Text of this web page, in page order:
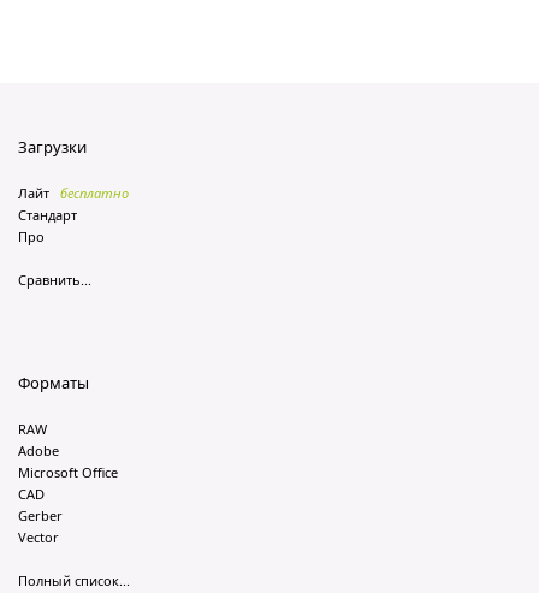
Загрузки
Лайт бесплатно
Стандарт
Про
Сравнить...
Форматы
RAW
Adobe
Microsoft Office
CAD
Gerber
Vector
Полный список...